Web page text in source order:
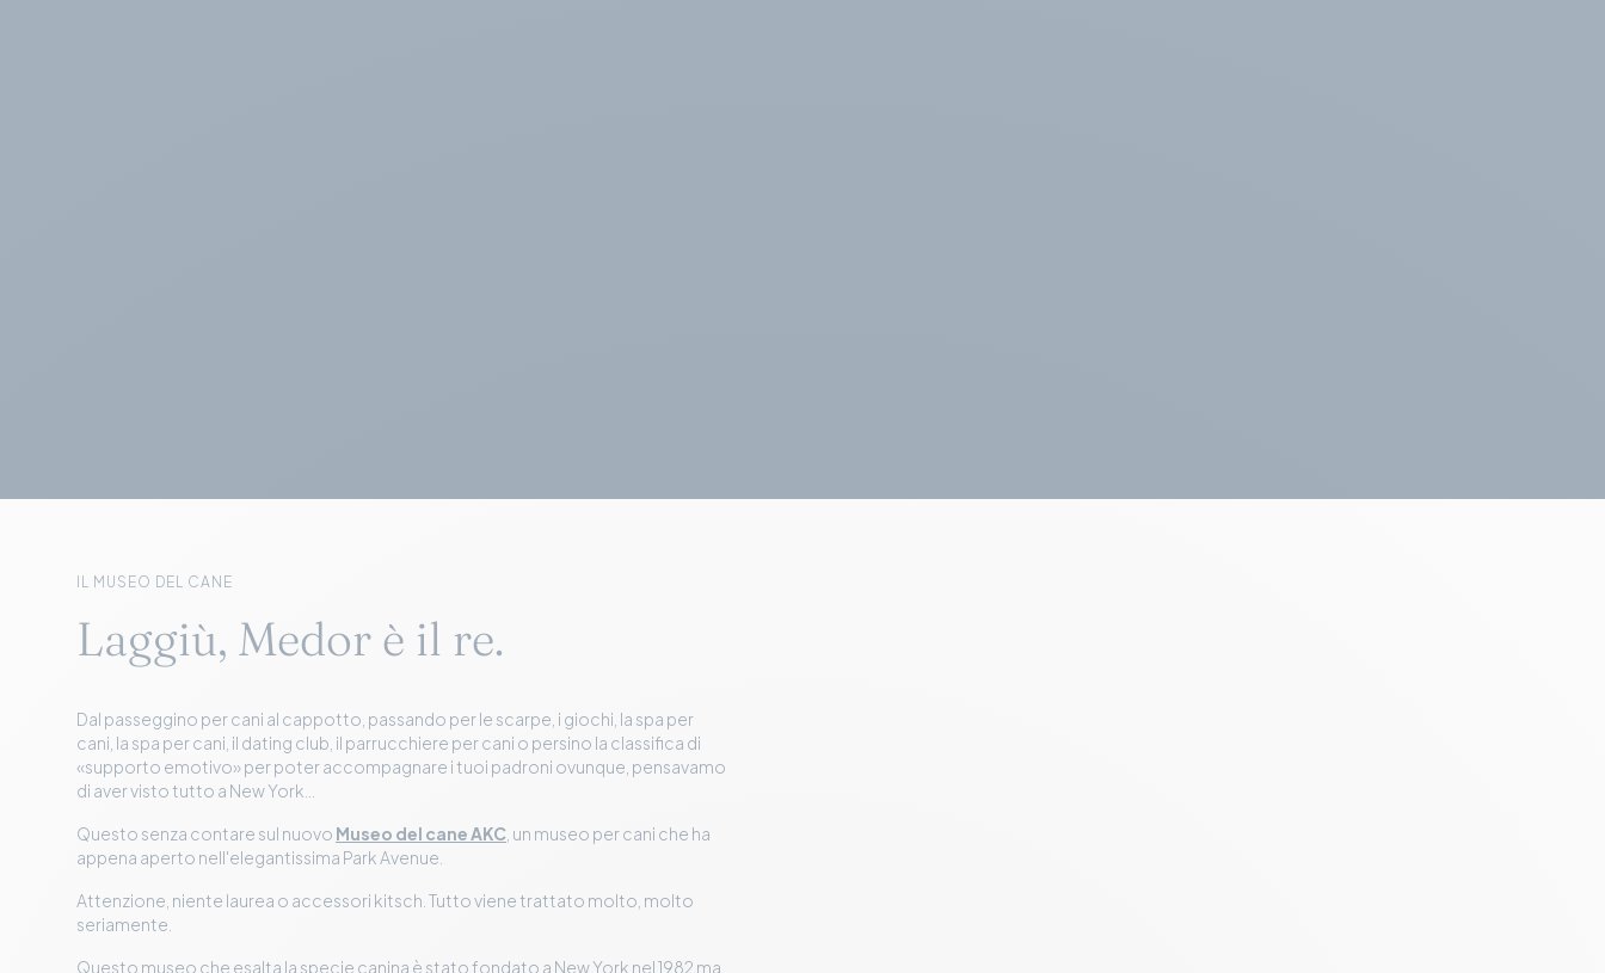
IL MUSEO DEL CANE
Laggiù, Medor è il re.
Dal passeggino per cani al cappotto, passando per le scarpe, i giochi, la spa per
cani, la spa per cani, il dating club, il parrucchiere per cani o persino la classifica di
«supporto emotivo» per poter accompagnare i tuoi padroni ovunque, pensavamo
di aver visto tutto a New York...
Questo senza contare sul nuovo Museo del cane AKC , un museo per cani che ha
appena aperto nell'elegantissima Park Avenue.
Attenzione, niente laurea o accessori kitsch. Tutto viene trattato molto, molto
seriamente.
Questo museo che esalta la specie canina è stato fondato a New York nel 1982 ma